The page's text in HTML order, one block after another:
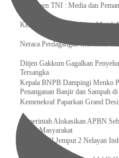
Kapuspen TNI : Media dan
Kemenekraf Ajak Kabinet Merah
Neraca Perdagangan Indonesia
Ditjen Gakkum Gagalkan
Tersangka
Kepala BNPB Dampingi Menko
Penanganan Banjir dan Sampah
Kemenekraf Paparkan Grand
Pemerintah Alokasikan APBN
Gratis Masyarakat
Bakamla RI Jemput 2 Nelayan